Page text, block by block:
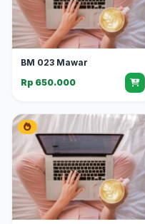
BM 023 Mawar
Rp 650.000